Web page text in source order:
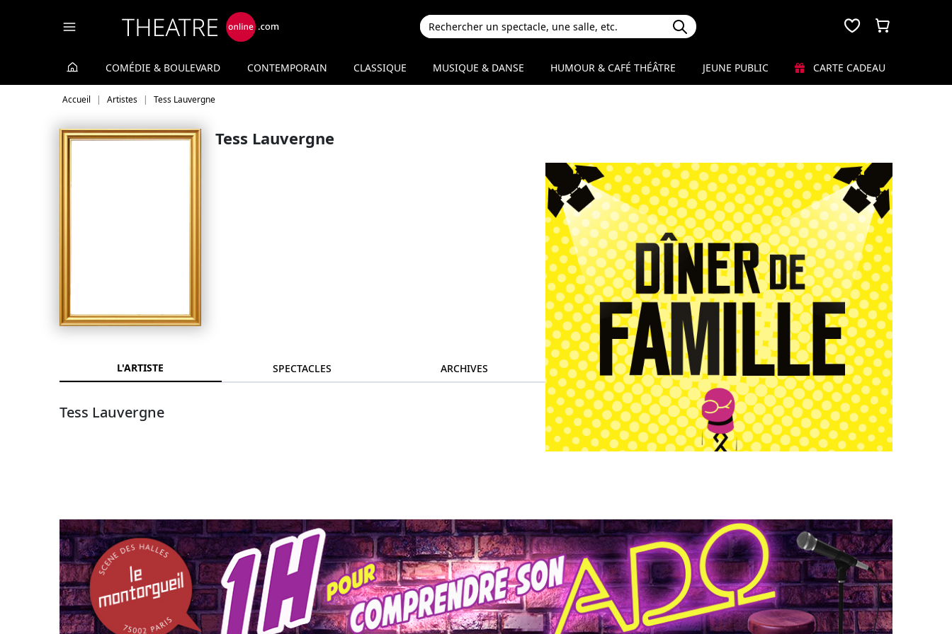
COMÉDIE & BOULEVARD CONTEMPORAIN CLASSIQUE MUSIQUE & DANSE HUMOUR & CAFÉ THÉÂTRE JEUNE PUBLIC CARTE CADEAU
Accueil Artistes Tess Lauvergne
Tess Lauvergne
L'ARTISTE SPECTACLES ARCHIVES
Tess Lauvergne